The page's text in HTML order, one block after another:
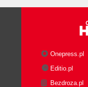
Onepress.pl
Editio.pl
Bezdroza.pl